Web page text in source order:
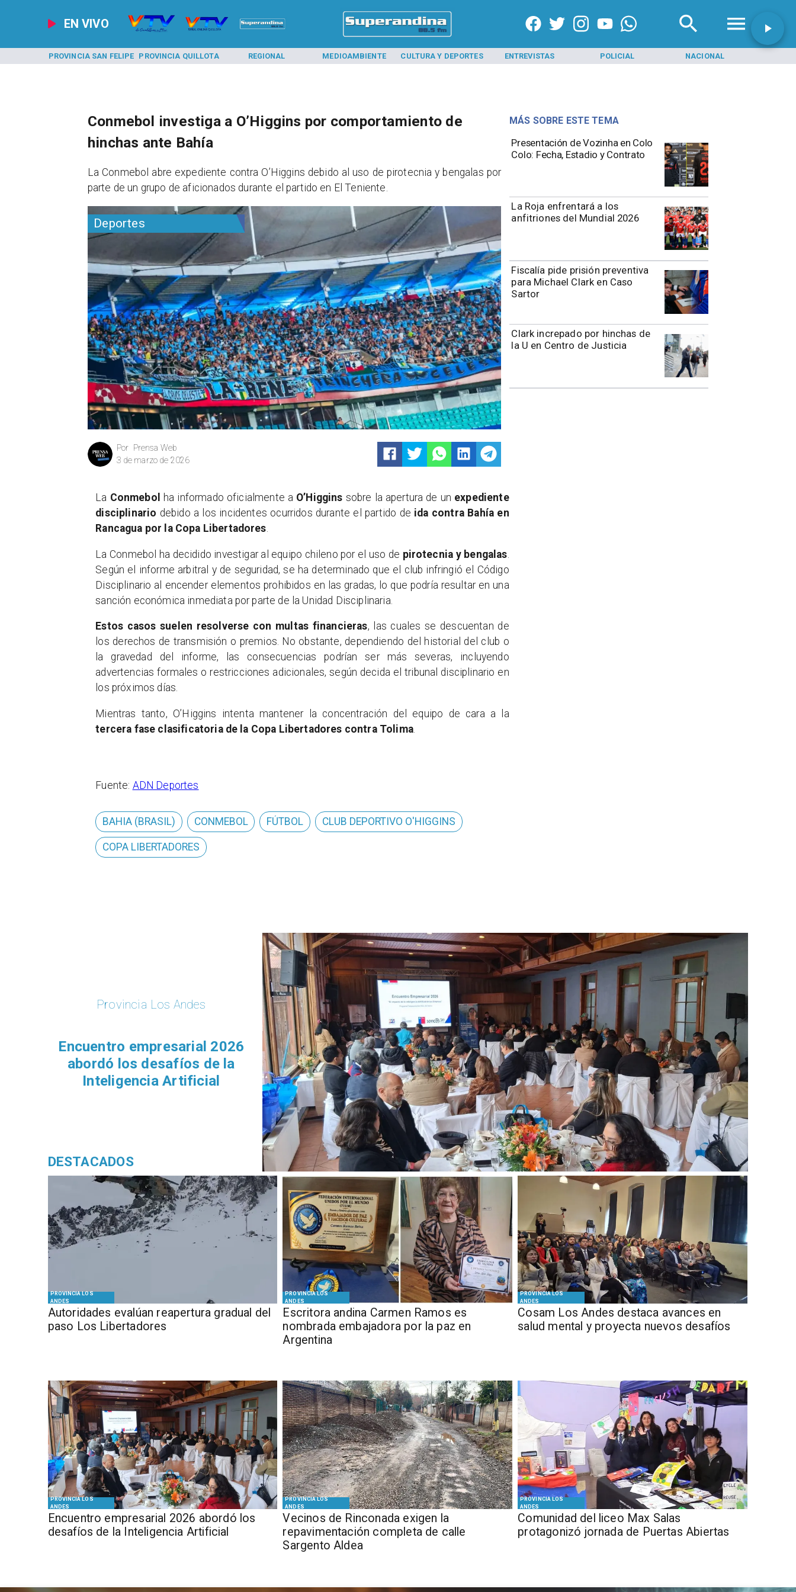
EN VIVO
PROVINCIA SAN FELIPE PROVINCIA QUILLOTA REGIONAL MEDIOAMBIENTE CULTURA Y DEPORTES ENTREVISTAS POLICIAL NACIONAL
Deportes
Prensa Web
Por
3 de marzo de 2026
Presentación de Vozinha en Colo
Colo: Fecha, Estadio y Contrato
La Roja enfrentará a los
anfitriones del Mundial 2026
Fiscalía pide prisión preventiva
para Michael Clark en Caso
Sartor
Clark increpado por hinchas de
la U en Centro de Justicia
MÁS SOBRE ESTE TEMA
Conmebol investiga a O’Higgins por comportamiento de
hinchas ante Bahía
La Conmebol abre expediente contra O’Higgins debido al uso de pirotecnia y bengalas por
parte de un grupo de aficionados durante el partido en El Teniente.
La Conmebol ha informado oficialmente a O’Higgins sobre la apertura de un expediente
disciplinario debido a los incidentes ocurridos durante el partido de ida contra Bahía en
Rancagua por la Copa Libertadores.
La Conmebol ha decidido investigar al equipo chileno por el uso de pirotecnia y bengalas
Según el informe arbitral y de seguridad, se ha determinado que el club infringió el Código
Disciplinario al encender elementos prohibidos en las gradas, lo que podría resultar en una
sanción económica inmediata por parte de la Unidad Disciplinaria.
Estos casos suelen resolverse con multas financieras, las cuales se descuentan de
los derechos de transmisión o premios. No obstante, dependiendo del historial del club o
la gravedad del informe, las consecuencias podrían ser más severas, incluyendo
advertencias formales o restricciones adicionales, según decida el tribunal disciplinario en
los próximos días.
Mientras tanto, O’Higgins intenta mantener la concentración del equipo de cara a la
tercera fase clasificatoria de la Copa Libertadores contra Tolima.
Fuente: ADN Deportes
BAHIA (BRASIL) CONMEBOL FÚTBOL CLUB DEPORTIVO O'HIGGINS
COPA LIBERTADORES
PROVINCIA LOS
ANDES
​​Autoridades evalúan reapertura gradual del
paso Los Libertadores
PROVINCIA LOS
ANDES
Escritora andina Carmen Ramos es
nombrada embajadora por la paz en
Argentina
PROVINCIA LOS
ANDES
Cosam Los Andes destaca avances en
salud mental y proyecta nuevos desafíos
PROVINCIA LOS
ANDES
Encuentro empresarial 2026 abordó los
desafíos de la Inteligencia Artificial
PROVINCIA LOS
ANDES
Vecinos de Rinconada exigen la
repavimentación completa de calle
Sargento Aldea
PROVINCIA LOS
ANDES
Comunidad del liceo Max Salas
protagonizó jornada de Puertas Abiertas
Provincia Los Andes
Encuentro empresarial 2026
abordó los desafíos de la
Inteligencia Artificial
DESTACADOS